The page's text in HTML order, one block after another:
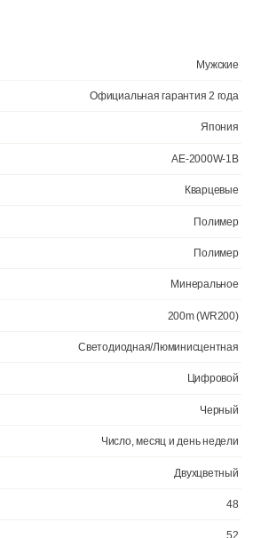
Водозащита 200WR
Календарь автоматический: